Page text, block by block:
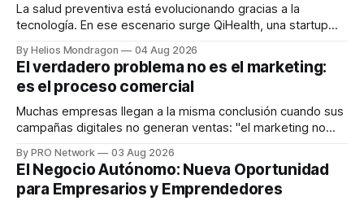
La salud preventiva está evolucionando gracias a la
tecnología. En ese escenario surge QiHealth, una startup
dispositivos inteligentes, inteligencia artificial y monitoreo
en tiempo real para ayudar a las personas a tomar mejores
decisiones sobre su salud metabólica. Su propuesta busca
responder
By Helios Mondragon 04 Aug 2026
El verdadero problema no es el marketing:
es el proceso comercial
Muchas empresas llegan a la misma conclusión cuando sus
campañas digitales no generan ventas: "el marketing no
INTERIUS, el problema suele estar en otro lugar. Durante
una entrevista para el podcast SER PRO, el especialista en
marketing digital explicó que
By PRO Network 03 Aug 2026
El Negocio Autónomo: Nueva Oportunidad
para Empresarios y Emprendedores